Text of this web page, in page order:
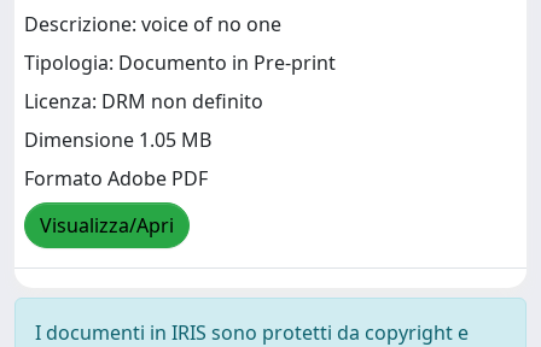
Descrizione: voice of no one
Tipologia: Documento in Pre-print
Licenza: DRM non definito
Dimensione 1.05 MB
Formato Adobe PDF
Visualizza/Apri
I documenti in IRIS sono protetti da copyright e